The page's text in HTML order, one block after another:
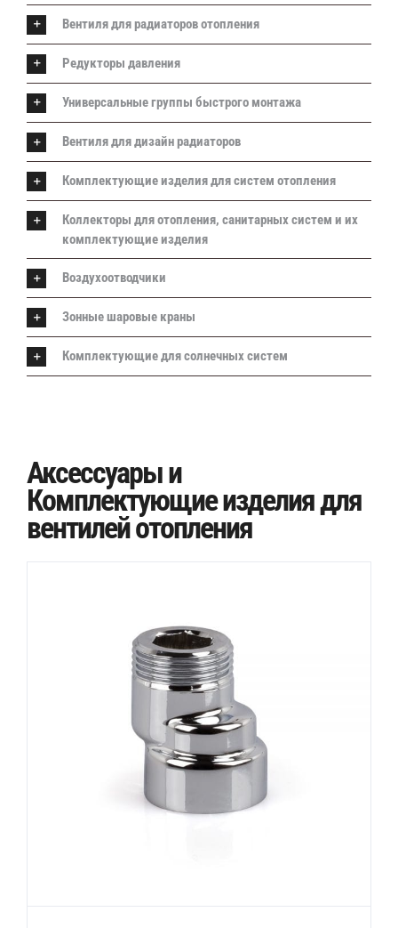
Аксессуары и
Комплектующие изделия для
вентилей отопления
Вентиля для радиаторов отопления
Редукторы давления
Универсальные группы быстрого монтажа
Вентиля для дизайн радиаторов
Комплектующие изделия для систем отопления
Коллекторы для отопления, санитарных систем и их
комплектующие изделия
Воздухоотводчики
Зонные шаровые краны
Комплектующие для солнечных систем